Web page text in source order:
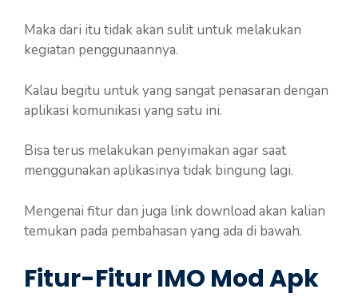
Maka dari itu tidak akan sulit untuk melakukan
kegiatan penggunaannya.
Kalau begitu untuk yang sangat penasaran dengan
aplikasi komunikasi yang satu ini.
Bisa terus melakukan penyimakan agar saat
menggunakan aplikasinya tidak bingung lagi.
Mengenai fitur dan juga link download akan kalian
temukan pada pembahasan yang ada di bawah.
Fitur-Fitur IMO Mod Apk